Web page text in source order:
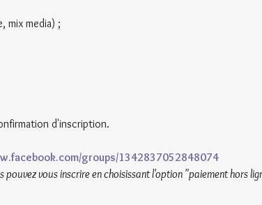
mix media) ;
d'inscription.
groups/1342837052848074
vous inscrire en choisissant l'option "paiement hors